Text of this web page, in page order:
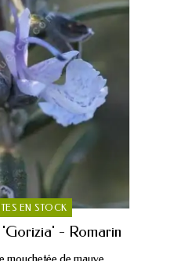
EN STOCK
'Gorizia' - Romarin